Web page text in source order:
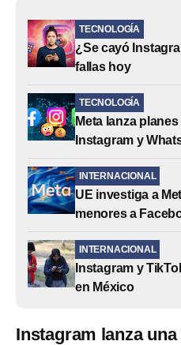
TECNOLOGÍA
¿Se cayó
fallas hoy
TECNOLOGÍA
Meta lanza
Instagram y
INTERNACIONAL
UE investiga a
menores a
INTERNACIONAL
Instagram y
en México
Instagram lanza